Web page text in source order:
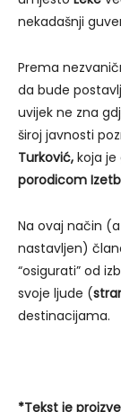
nekadašnji
Prema
da bude
uvijek ne zna
široj javnosti
Turković, koja
porodicom
Na ovaj način
nastavljen)
“osigurati” od
svoje ljude (
destinacijama.
*Tekst je